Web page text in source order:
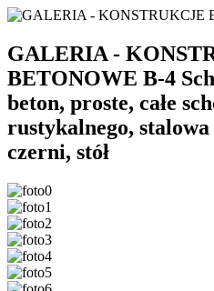
GALERIA -
BETONOWE B-4
beton, proste, całe
rustykalnego,
czerni, stół